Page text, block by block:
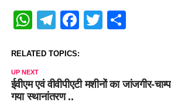
WhatsApp
Telegram
Facebook
Twitter
Share
RELATED TOPICS:
UP NEXT
ईवीएम एवं वीवीपीएटी मशीनों का जांजगीर-
गया स्थानांतरण ..